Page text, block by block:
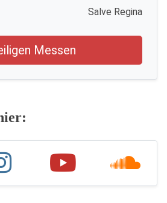
Salve Regina
Messen